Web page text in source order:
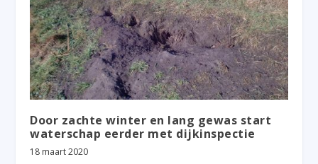
Door zachte winter en lang gewas start
waterschap eerder met dijkinspectie
18 maart 2020